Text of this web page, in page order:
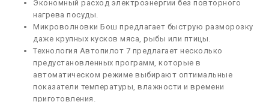
Экономный расход электроэнергии без повторного
нагрева посуды.
Микроволновки Бош предлагает быструю разморозку
даже крупных кусков мяса, рыбы или птицы.
Технология Автопилот 7 предлагает несколько
предустановленных программ, которые в
автоматическом режиме выбирают оптимальные
показатели температуры, влажности и времени
приготовления.